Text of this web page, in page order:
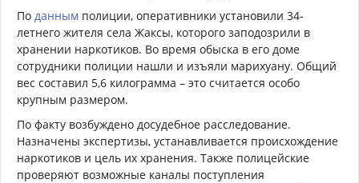
По данным полиции, оперативники установили 34-
летнего жителя села Жаксы, которого заподозрили в
хранении наркотиков. Во время обыска в его доме
сотрудники полиции нашли и изъяли марихуану. Общий
вес составил 5,6 килограмма – это считается особо
крупным размером.
По факту возбуждено досудебное расследование.
Назначены экспертизы, устанавливается происхождение
наркотиков и цель их хранения. Также полицейские
проверяют возможные каналы поступления